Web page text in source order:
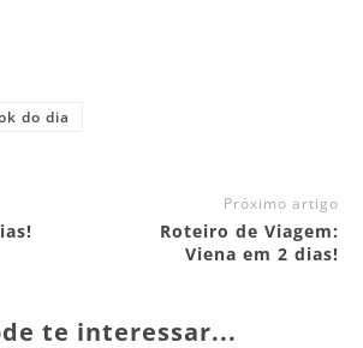
do dia
Próximo artigo
Roteiro de Viagem:
Viena em 2 dias!
te interessar...